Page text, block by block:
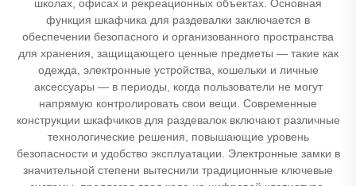
школах, офисах и рекреационных объектах. Основная
функция шкафчика для раздевалки заключается в
обеспечении безопасного и организованного пространства
для хранения, защищающего ценные предметы — такие как
одежда, электронные устройства, кошельки и личные
аксессуары — в периоды, когда пользователи не могут
напрямую контролировать свои вещи. Современные
конструкции шкафчиков для раздевалок включают различные
технологические решения, повышающие уровень
безопасности и удобство эксплуатации. Электронные замки в
значительной степени вытеснили традиционные ключевые